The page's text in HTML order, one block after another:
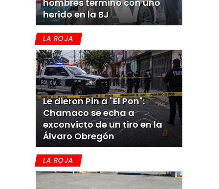
hombres terminó con uno
herido en la BJ
LA ROJA
Le dieron Pin a "El Pon":
Chamaco se echa a
exconvicto de un tiro en la
Álvaro Obregón
LA ROJA